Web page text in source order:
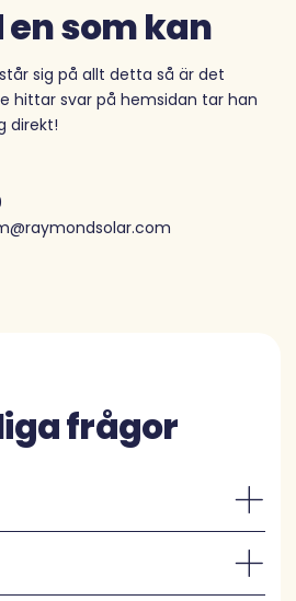
som kan
sig på allt detta så är det
hittar svar på hemsidan tar han
direkt!
frågor